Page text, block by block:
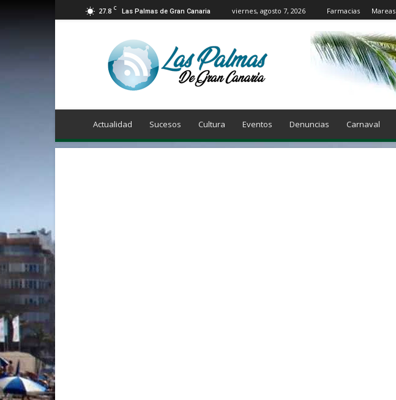
27.8 C Las Palmas de Gran Canaria viernes, agosto 7, 2026 Farmacias Mareas
Las
Palmas
de
Canaria
Actualidad Sucesos Cultura Eventos Denuncias Carnaval